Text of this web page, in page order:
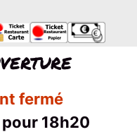
fermé
18h20